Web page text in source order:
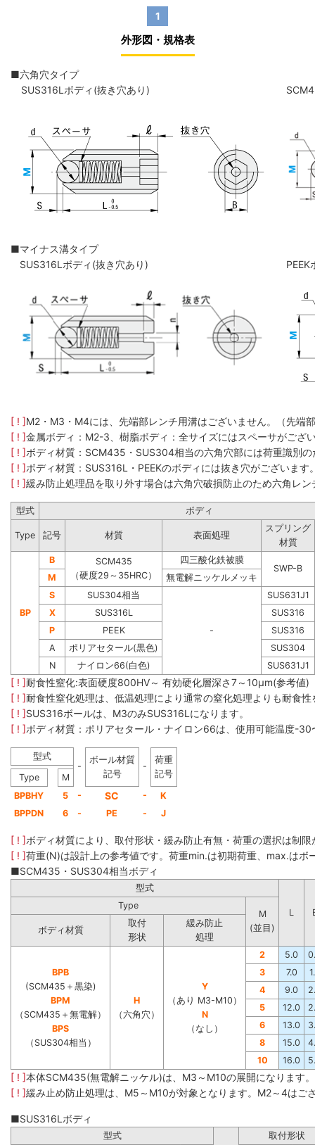
1
外形図・規格表
■六角穴タイプ
SUS316Lボディ(抜き穴あり)
■マイナス溝タイプ
SUS316Lボディ(抜き穴あり)
PEEK
[ ! ]M2・M3・M4には、先端部レンチ用溝はございません。（先端
[ ! ]金属ボディ：M2-3、樹脂ボディ：全サイズにはスペーサがござ
[ ! ]ボディ材質：SCM435​・SUS304​相当の六角穴部には荷重識別
[ ! ]ボディ材質：SUS316L・PEEKのボディには抜き穴がございます
[ ! ]緩み防止処理品を取り外す場合は六角穴破損防止のため六角レ
型式 ボディ
Type 記号 材質 表面処理
スプリング
材質
BP
B
SCM435
（硬度29～35HRC）
四三酸化鉄被膜
SWP-B
M
無電解ニッケルメッキ
S
SUS304相当
-
SUS631J1
X
SUS316L
SUS316
P
PEEK
SUS316
A
ポリアセタール(黒色)
SUS304
N
ナイロン66(白色) SUS631J1
[ ! ]耐食性窒化:表面硬度800HV～ 有効硬化層深さ7～10μm(参考値)
[ ! ]耐食性窒化処理は、低温処理により通常の窒化処理よりも耐食
[ ! ]SUS316ボールは、M3のみSUS316Lになります。
[ ! ]ボディ材質：ポリアセタール・ナイロン66は、使用可能温度-
型式
-
ボール材質
記号
-
荷重
記号
Type
M
BPBHY
5 - SC -
K
BPPDN
6 - PE - J
[ ! ]ボディ材質により、取付形状・緩み防止有無・荷重の選択は制
[ ! ]荷重(N)は設計上の参考値です。荷重min.は初期荷重、max.は
■SCM435・SUS304相当ボディ
型式
L
Type
M
(並目)
ボディ材質
取付
形状
緩み防止
処理
BPB
(SCM435＋黒染)
BPM
（SCM435＋無電解）
BPS
（SUS304相当）
H
（六角穴）
Y
（あり M3-M10）
N
（なし）
2 5.0
3
7.0
4
9.0
5
12.0
6
13.0
8
15.0
10
16.0
[ ! ]本体SCM435(無電解ニッケル)は、M3～M10の展開になります
[ ! ]緩み止め防止処理は、M5～M10が対象となります。M2～4はご
■SUS316Lボディ
型式
取付形状